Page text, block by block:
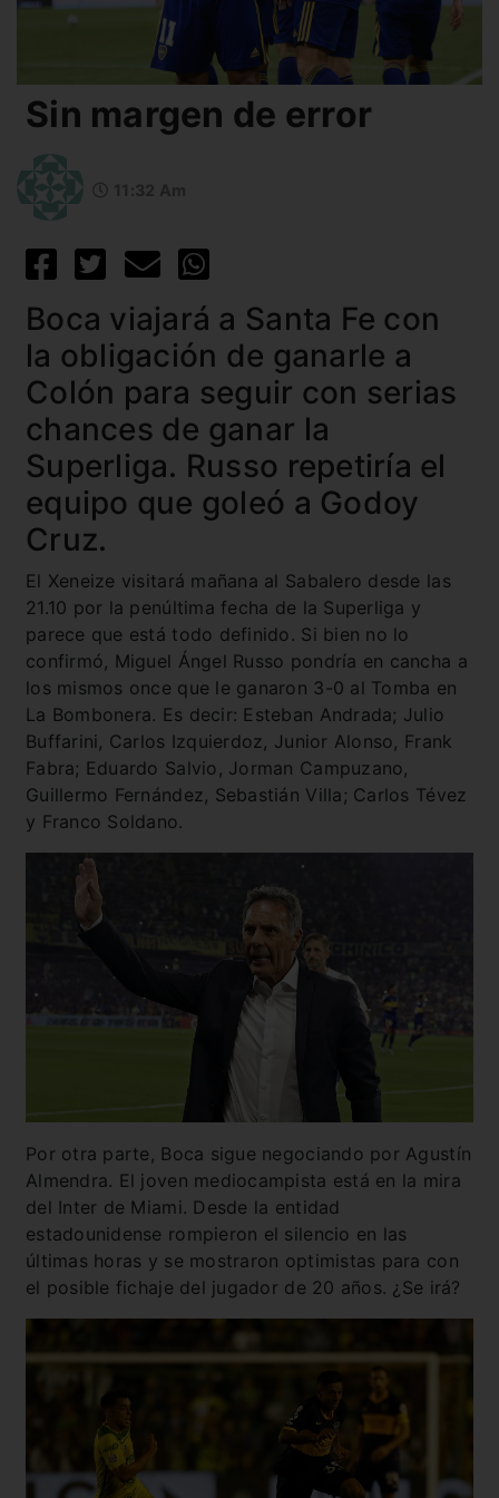
Sin margen de error
Boca viajará a Santa Fe con
la obligación de ganarle a
Colón para seguir con serias
chances de ganar la
Superliga. Russo repetiría el
equipo que goleó a Godoy
Cruz.
El Xeneize visitará mañana al Sabalero desde las
21.10 por la penúltima fecha de la Superliga y
parece que está todo definido. Si bien no lo
confirmó, Miguel Ángel Russo pondría en cancha a
los mismos once que le ganaron 3-0 al Tomba en
La Bombonera. Es decir: Esteban Andrada; Julio
Buffarini, Carlos Izquierdoz, Junior Alonso, Frank
Fabra; Eduardo Salvio, Jorman Campuzano,
Guillermo Fernández, Sebastián Villa; Carlos Tévez
y Franco Soldano.
Por otra parte, Boca sigue negociando por Agustín
Almendra. El joven mediocampista está en la mira
del Inter de Miami. Desde la entidad
estadounidense rompieron el silencio en las
últimas horas y se mostraron optimistas para con
el posible fichaje del jugador de 20 años. ¿Se irá?